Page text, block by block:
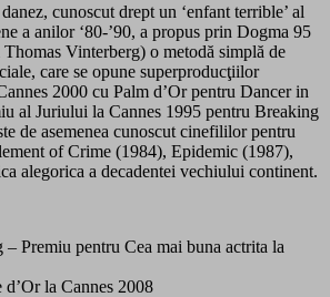
cunoscut drept un ‘enfant terrible’ al
a anilor ‘80-’90, a propus prin Dogma 95
Vinterberg) o metodă simplă de
care se opune superproducţiilor
2000 cu Palm d’Or pentru Dancer in
al Juriului la Cannes 1995 pentru Breaking
de asemenea cunoscut cinefililor pentru
of Crime (1984), Epidemic (1987),
alegorica a decadentei vechiului continent.
– Premiu pentru Cea mai buna actrita la
la Cannes 2008